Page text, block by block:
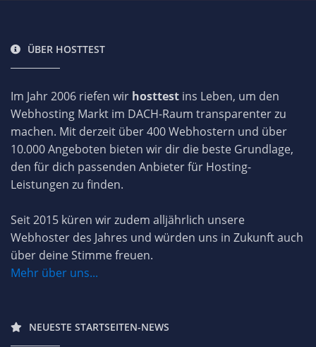
ÜBER HOSTTEST
Im Jahr 2006 riefen wir hosttest ins Leben, um den
Webhosting Markt im DACH-Raum transparenter zu
machen. Mit derzeit über 400 Webhostern und über
10.000 Angeboten bieten wir dir die beste Grundlage,
den für dich passenden Anbieter für Hosting-
Leistungen zu finden.
Seit 2015 küren wir zudem alljährlich unsere
Webhoster des Jahres und würden uns in Zukunft auch
über deine Stimme freuen.
Mehr über uns...
NEUESTE STARTSEITEN-NEWS